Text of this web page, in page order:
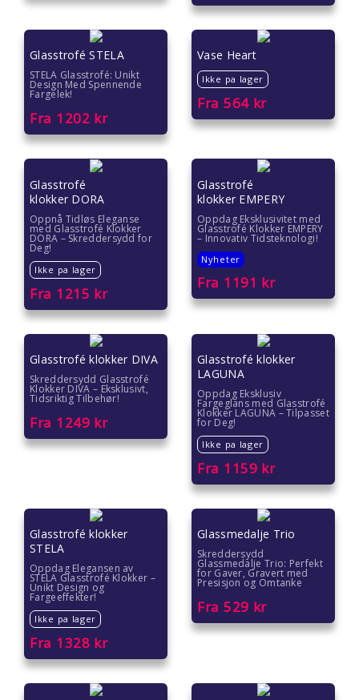
Glasstrofé STELA
STELA Glasstrofé: Unikt
Design Med Spennende
Fargelek!
Fra 1202 kr
Vase Heart
Ikke pa lager
Fra 564kr
Glasstrofé
klokker DORA
Oppnå Tidløs Eleganse
med Glasstrofé Klokker
DORA – Skreddersydd for
Deg!
Ikke pa lager
Fra 1215 kr
Glasstrofé
klokker EMPERY
Oppdag Eksklusivitet med
Glasstrofé Klokker EMPERY
– Innovativ Tidsteknologi!
Nyheter
Fra 1191 kr
Glasstrofé klokker DIVA
Skreddersydd Glasstrofé
Klokker DIVA – Eksklusivt,
Tidsriktig Tilbehør!
Fra 1249 kr
Glasstrofé klokker
LAGUNA
Oppdag Eksklusiv
Fargeglans med Glasstrofé
Klokker LAGUNA – Tilpasset
for Deg!
Ikke pa lager
Fra 1159 kr
Glasstrofé klokker
STELA
Oppdag Elegansen av
STELA Glasstrofé Klokker –
Unikt Design og
Fargeeffekter!
Ikke pa lager
Fra 1328 kr
Glassmedalje Trio
Skreddersydd
Glassmedalje Trio: Perfekt
for Gaver, Gravert med
Presisjon og Omtanke
Fra 529 kr